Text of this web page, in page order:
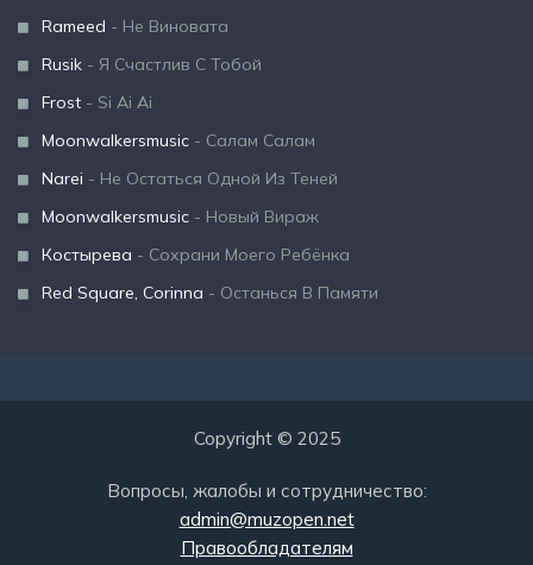
Rameed - Не Виновата
Rusik - Я Счастлив С Тобой
Frost - Si Ai Ai
Moonwalkersmusic - Салам Салам
Narei - Не Остаться Одной Из Теней
Moonwalkersmusic - Новый Вираж
Костырева - Сохрани Моего Ребёнка
Red Square, Corinna - Останься В Памяти
Copyright © 2025
Вопросы, жалобы и сотрудничество:
admin@muzopen.net
Правообладателям